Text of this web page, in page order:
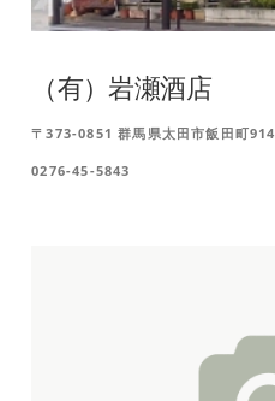
（有）岩瀬酒店
〒373-0851 群馬県太田市飯田町914
0276-45-5843